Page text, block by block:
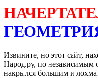
Извините, но этот сайт,
Народ.ру, по независимым
накрылся большим и